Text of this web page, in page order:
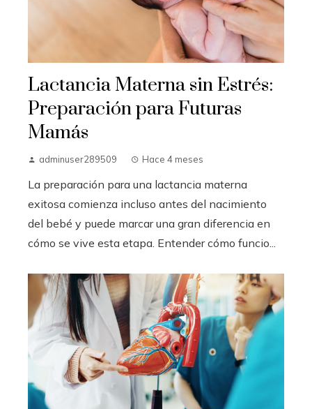
Lactancia Materna sin Estrés:
Preparación para Futuras
Mamás
adminuser289509 Hace 4 meses
La preparación para una lactancia materna
exitosa comienza incluso antes del nacimiento
del bebé y puede marcar una gran diferencia en
cómo se vive esta etapa. Entender cómo funcio...